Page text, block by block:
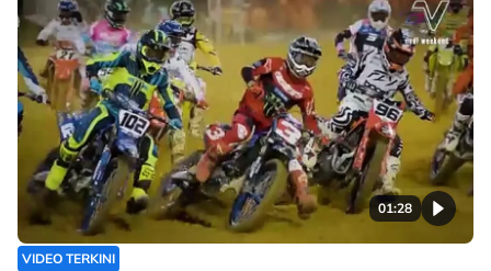
01:28
VIDEO TERKINI